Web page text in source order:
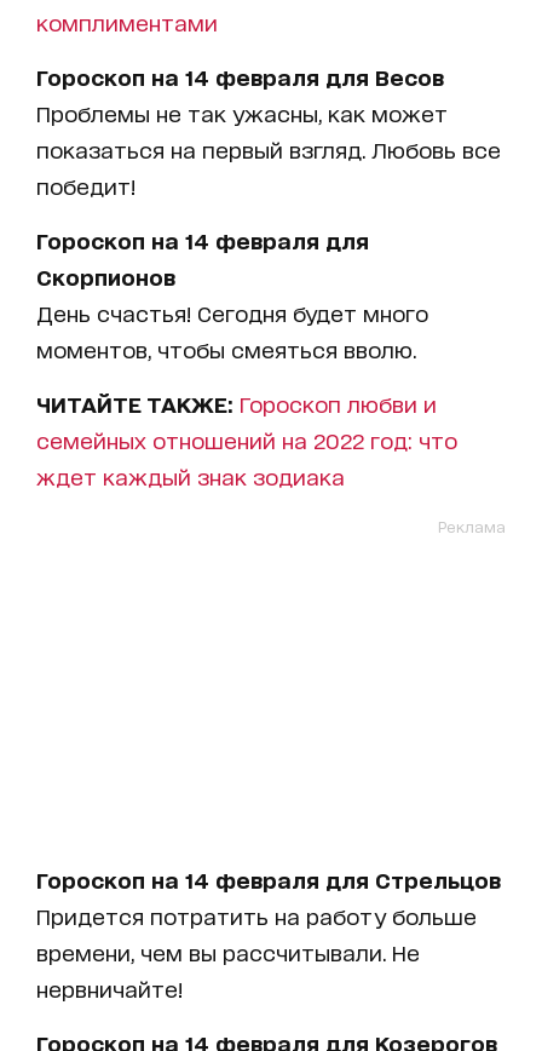
комплиментами
Гороскоп на 14 февраля для Весов
Проблемы не так ужасны, как может
показаться на первый взгляд. Любовь все
победит!
Гороскоп на 14 февраля для
Скорпионов
День счастья! Сегодня будет много
моментов, чтобы смеяться вволю.
ЧИТАЙТЕ ТАКЖЕ: Гороскоп любви и
семейных отношений на 2022 год: что
ждет каждый знак зодиака
Реклама
Гороскоп на 14 февраля для Стрельцов
Придется потратить на работу больше
времени, чем вы рассчитывали. Не
нервничайте!
Гороскоп на 14 февраля для Козерогов